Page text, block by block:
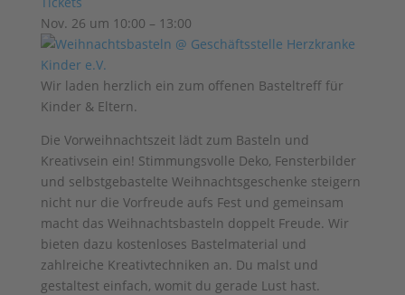
Nov. 26 um 10:00 – 13:00
Wir laden herzlich ein zum offenen Basteltreff für
Kinder & Eltern.
Die Vorweihnachtszeit lädt zum Basteln und
Kreativsein ein! Stimmungsvolle Deko, Fensterbilder
und selbstgebastelte Weihnachtsgeschenke steigern
nicht nur die Vorfreude aufs Fest und gemeinsam
macht das Weihnachtsbasteln doppelt Freude. Wir
bieten dazu kostenloses Bastelmaterial und
zahlreiche Kreativtechniken an. Du malst und
gestaltest einfach, womit du gerade Lust hast.